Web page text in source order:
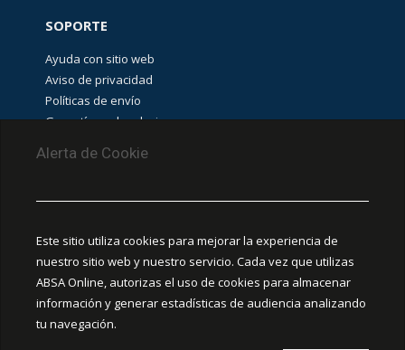
Alerta de Cookie
Este sitio utiliza cookies para mejorar la experiencia de
nuestro sitio web y nuestro servicio. Cada vez que utilizas
ABSA Online, autorizas el uso de cookies para almacenar
información y generar estadísticas de audiencia analizando
tu navegación.
SOPORTE
Ayuda con sitio web
Aviso de privacidad
Políticas de envío
Garantías y devoluciones
PUNTOS DE RECOLECCIÓN
CEDIS Guadalajara
Amapola #380, La Aurora, C.P. 44460 Guadalajara,
Jalisco, MX.
Chihuahua